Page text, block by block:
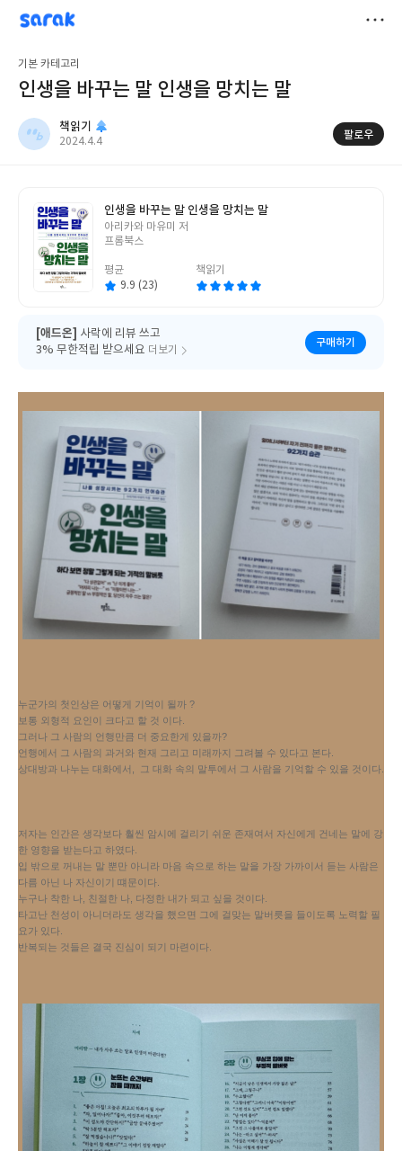
sarak
책읽기
기본 카테고리
인생을 바꾸는 말 인생을 망치는 말
책읽기
작
2024.4.4
팔로우
인생을 바꾸는 말 인생을 망치는 말
글
쓴
아리카와 마유미 저
프롬북스
평균
9.9 (23)
책읽기
[애드온] 사락에 리뷰 쓰고
3% 무한적립 받으세요 더보기
구매하기
누군가의 첫인상은 어떻게 기억이 될까 ?
보통 외형적 요인이 크다고 할 것 이다.
그러나 그 사람의 언행만큼 더 중요한게 있을까?
언행에서 그 사람의 과거와 현재 그리고 미래까지 그려볼 수 있다고 본다.
상대방과 나누는 대화에서,  그 대화 속의 말투에서 그 사람을 기억할 수 있을 것이다.
저자는 인간은 생각보다 훨씬 암시에 걸리기 쉬운 존재여서 자신에게 건네는 말에 강
한 영향을 받는다고 하였다.
입 밖으로 꺼내는 말 뿐만 아니라 마음 속으로 하는 말을 가장 가까이서 듣는 사람은
다름 아닌 나 자신이기 떄문이다.
누구나 착한 나, 친절한 나, 다정한 내가 되고 싶을 것이다.
타고난 천성이 아니더라도 생각을 했으면 그에 걸맞는 말버릇을 들이도록 노력할 필
요가 있다.
반복되는 것들은 결국 진심이 되기 마련이다.